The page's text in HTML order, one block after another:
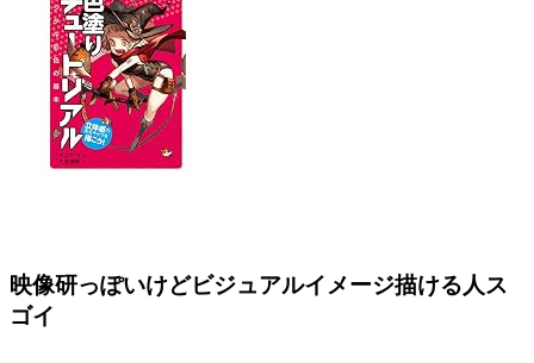
映像研っぽいけどビジュアルイメージ描ける人ス
ゴイ